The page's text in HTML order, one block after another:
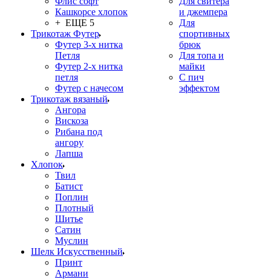
Кашкорсе хлопок
+ ЕЩЕ 5
Трикотаж Футер
Футер 3-х нитка
Петля
Футер 2-х нитка
петля
Футер с начесом
Трикотаж вязаный
Ангора
Вискоза
Рибана под
ангору
Лапша
Хлопок
Твил
Батист
Поплин
Плотный
Шитье
Сатин
Муслин
Шелк Искусственный
Принт
Армани
и джемпера
Для
спортивных
брюк
Для топа и
майки
С пич
эффектом